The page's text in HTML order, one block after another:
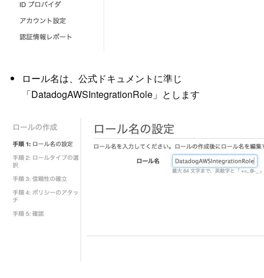
ロール名は、公式ドキュメントに準じ
「DatadogAWSIntegrationRole」とします